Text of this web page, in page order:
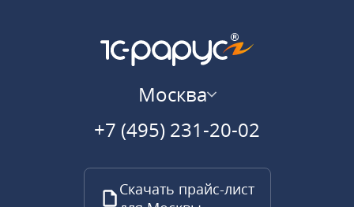
Москва
+7 (495) 231-20-02
Скачать прайс-лист